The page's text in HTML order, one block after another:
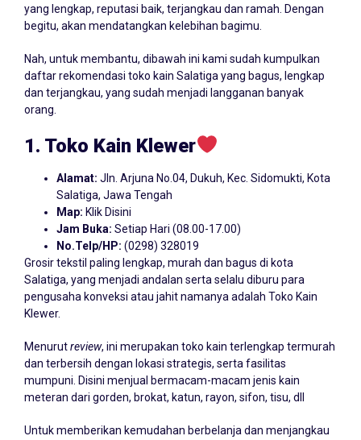
yang lengkap, reputasi baik, terjangkau dan ramah. Dengan
begitu, akan mendatangkan kelebihan bagimu.
Nah, untuk membantu, dibawah ini kami sudah kumpulkan
daftar rekomendasi toko kain Salatiga yang bagus, lengkap
dan terjangkau, yang sudah menjadi langganan banyak
orang.
1. Toko Kain Klewer
Alamat: Jln. Arjuna No.04, Dukuh, Kec. Sidomukti, Kota
Salatiga, Jawa Tengah
Map: Klik Disini
Jam Buka: Setiap Hari (08.00-17.00)
No.Telp/HP: (0298) 328019
Grosir tekstil paling lengkap, murah dan bagus di kota
Salatiga, yang menjadi andalan serta selalu diburu para
pengusaha konveksi atau jahit namanya adalah Toko Kain
Klewer.
Menurutreview, ini merupakan toko kain terlengkap termurah
dan terbersih dengan lokasi strategis, serta fasilitas
mumpuni. Disini menjual bermacam-macam jenis kain
meteran dari gorden, brokat, katun, rayon, sifon, tisu, dll
Untuk memberikan kemudahan berbelanja dan menjangkau